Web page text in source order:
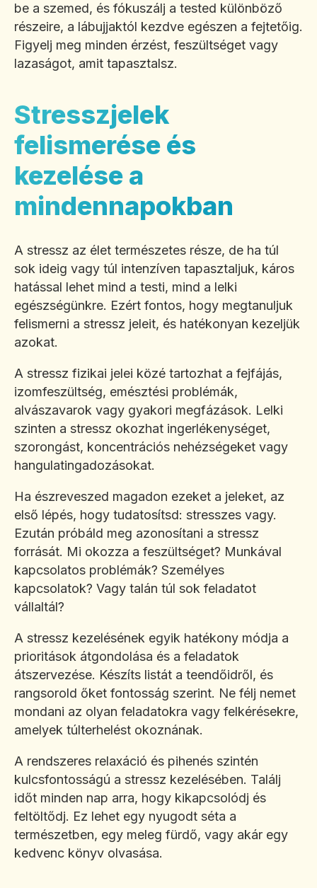
be a szemed, és fókuszálj a tested különböző
részeire, a lábujjaktól kezdve egészen a fejtetőig.
Figyelj meg minden érzést, feszültséget vagy
lazaságot, amit tapasztalsz.
Stresszjelek
felismerése és
kezelése a
mindennapokban
A stressz az élet természetes része, de ha túl
sok ideig vagy túl intenzíven tapasztaljuk, káros
hatással lehet mind a testi, mind a lelki
egészségünkre. Ezért fontos, hogy megtanuljuk
felismerni a stressz jeleit, és hatékonyan kezeljük
azokat.
A stressz fizikai jelei közé tartozhat a fejfájás,
izomfeszültség, emésztési problémák,
alvászavarok vagy gyakori megfázások. Lelki
szinten a stressz okozhat ingerlékenységet,
szorongást, koncentrációs nehézségeket vagy
hangulatingadozásokat.
Ha észreveszed magadon ezeket a jeleket, az
első lépés, hogy tudatosítsd: stresszes vagy.
Ezután próbáld meg azonosítani a stressz
forrását. Mi okozza a feszültséget? Munkával
kapcsolatos problémák? Személyes
kapcsolatok? Vagy talán túl sok feladatot
vállaltál?
A stressz kezelésének egyik hatékony módja a
prioritások átgondolása és a feladatok
átszervezése. Készíts listát a teendőidről, és
rangsorold őket fontosság szerint. Ne félj nemet
mondani az olyan feladatokra vagy felkérésekre,
amelyek túlterhelést okoznának.
A rendszeres relaxáció és pihenés szintén
kulcsfontosságú a stressz kezelésében. Találj
időt minden nap arra, hogy kikapcsolódj és
feltöltődj. Ez lehet egy nyugodt séta a
természetben, egy meleg fürdő, vagy akár egy
kedvenc könyv olvasása.